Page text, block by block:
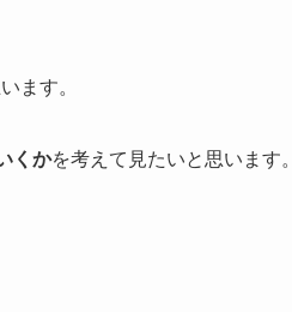
ます。
くかを考えて見たいと思います。